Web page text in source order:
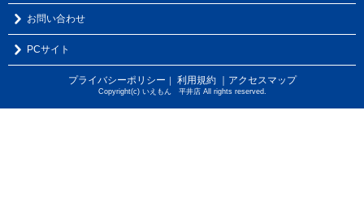
お問い合わせ
PCサイト
プライバシーポリシー ｜ 利用規約 ｜アクセスマップ
Copyright(c) いえもん 平井店 All rights reserved.